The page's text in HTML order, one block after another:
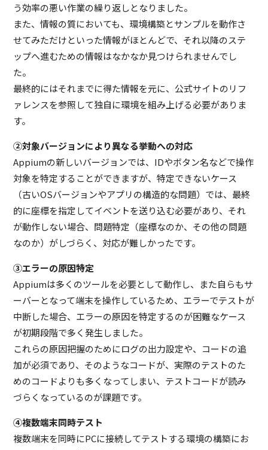
う効率の悪い作業の繰り返しとなりました。
また、情報の質においても、環境構築とサンプルを動作さ
せてみただけといった情報がほとんどで、それ以降のステ
ップへ進むための情報はなかなか見つけられませんでし
た。
最終的にはそれまでに得た情報を元に、公式サイトのリフ
ァレンスを参照して独自に環境を組み上げる必要がありま
す。
②対象バージョンにより異なる挙動への対応
Appiumの新しいバージョンでは、IDやボタン名などで操作
対象を特定することができますが、特定できないケース
（古いOSバージョンやアプリの構造的な問題）では、最終
的に座標を指定してイベントを送り込む必要があり、それ
が動作しない場合、問題特定（座標なのか、その他の問題
なのか）がしづらく、対応が難しかったです。
③エラーの原因特定
Appiumは多くのツールを必要として動作し、また自らもサ
ーバーとなって端末を操作しているため、エラーでテストが
中断した場合、エラーの原因を特定するのが困難なケース
が初期段階で多く発生しました。
これらの原因把握のためにログの出力設定や、コードの追
加が必須であり、そのようなコードが、実際のテストのた
めのコードよりも多くなってしまい、テストコードが読み
づらくなっているのが課題です。
④複数端末同時テスト
複数端末を同時にPCに接続してテストする環境の構築にお